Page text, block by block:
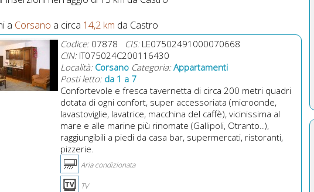
a Corsano a circa 14,2 km da Castro
Codice:07878 CIS:LE07502491000070668
CIN:IT075024C200116430
Località: Corsano Categoria: Appartamenti
Posti letto: da 1 a 7
Confortevole e fresca tavernetta di circa 200 metri quadri
dotata di ogni confort, super accessoriata (microonde,
lavastoviglie, lavatrice, macchina del caffè), vicinissima al
mare e alle marine più rinomate (Gallipoli, Otranto..),
raggiungibili a piedi da casa bar, supermercati, ristoranti,
pizzerie.
Aria condizionata
TV